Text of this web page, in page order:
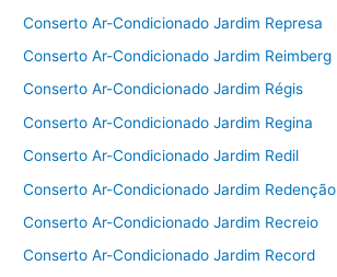
Conserto Ar-Condicionado Jardim Represa
Conserto Ar-Condicionado Jardim Reimberg
Conserto Ar-Condicionado Jardim Régis
Conserto Ar-Condicionado Jardim Regina
Conserto Ar-Condicionado Jardim Redil
Conserto Ar-Condicionado Jardim Redenção
Conserto Ar-Condicionado Jardim Recreio
Conserto Ar-Condicionado Jardim Record